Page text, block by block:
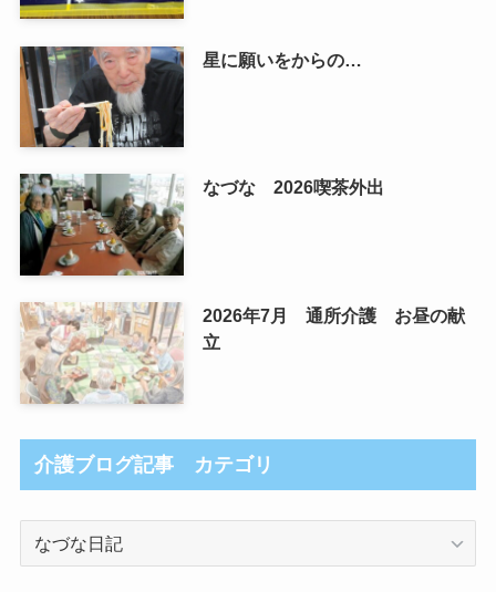
星に願いをからの…
なづな 2026喫茶外出
2026年7月 通所介護 お昼の献
立
介護ブログ記事 カテゴリ